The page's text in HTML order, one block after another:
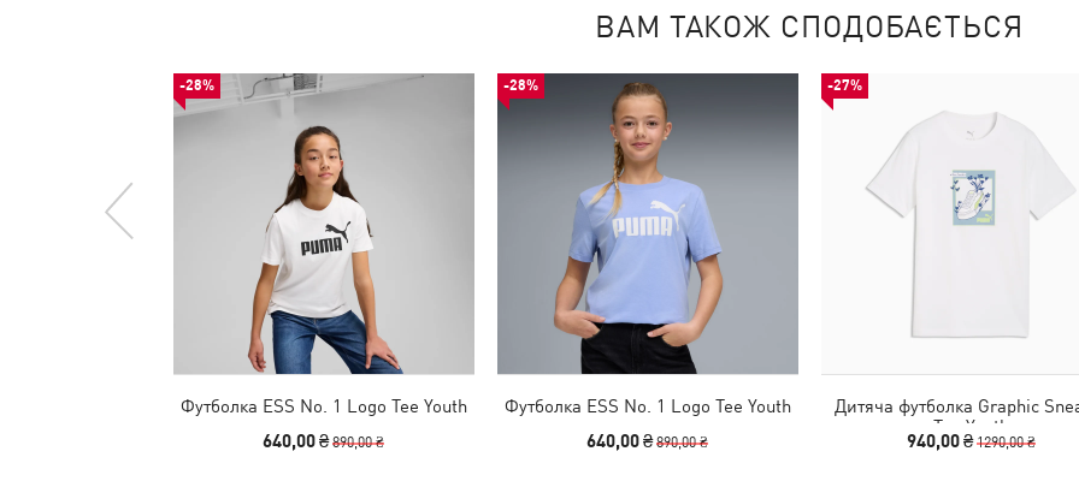
ВАМ ТАКОЖ СПОДОБАЄТЬСЯ
-28%
Футболка ESS No. 1 Logo Tee Youth
640,00 ₴890,00 ₴
-28%
Футболка ESS No. 1 Logo Tee Youth
640,00 ₴890,00 ₴
-27%
Дитяча футболка Graphic
Tee Youth
940,00 ₴1290,00 ₴